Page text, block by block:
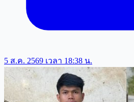
5 ส.ค. 2569 เวลา 18:38 น.